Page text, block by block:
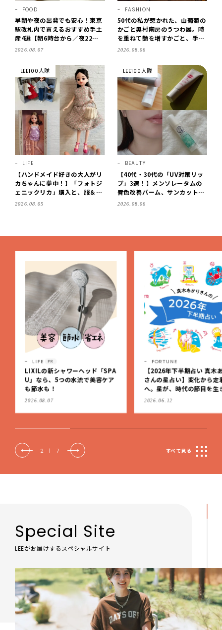
FOOD
早朝や夜の出発でも安心！東京
駅改札内で買えるおすすめ手土
産4選【朝6時台から／夜22時
まで営業】
2026.08.07
FASHION
50代の私が惹かれた、山葡萄の
かごと奥村陶房のうつわ展。時
を重ねて艶を増すかごと、手仕
事の美しさに出会いました。
2026.08.06
LEE100人隊
LIFE
【ハンドメイド好きの大人がリ
カちゃんに夢中！】「フォトジ
ェニックリカ」購入と、服＆ク
ローゼットの手づくり実例をご
2026.08.05
LEE100人隊
BEAUTY
【40代・30代の「UV対策リッ
プ」3選！】メンソレータムの
唇色改善バーム、サンカットな
どを「夏の紫外線対策」に愛用
2026.08.06
LIFE PR
LIXILの新シャワーヘッド「SPA
U」なら、5つの水流で美容ケア
も節水も！
2026.08.07
FORTUNE
【2026年下半期占い 真木
さんの星占い】変化から定
へ。星が、時代の節目を生
私たちを導く
2026.06.12
2 | 7 すべて見る
Special Site
LEEがお届けするスペシャルサイト